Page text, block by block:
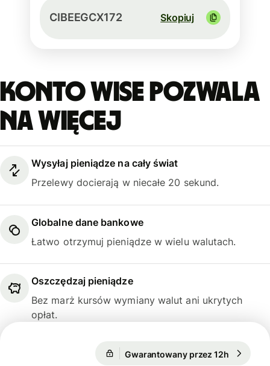
CIBEEGCX172 Skopiuj
Konto Wise pozwala
na więcej
Wysyłaj pieniądze na cały świat
Przelewy docierają w niecałe 20 sekund.
Globalne dane bankowe
Łatwo otrzymuj pieniądze w wielu walutach.
Oszczędzaj pieniądze
Bez marż kursów wymiany walut ani ukrytych
opłat.
Gwarantowany przez 12h